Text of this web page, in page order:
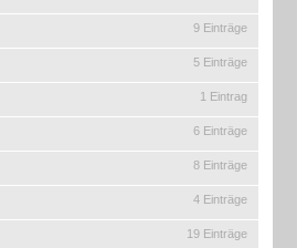
9 Einträge
5 Einträge
1 Eintrag
6 Einträge
8 Einträge
4 Einträge
19 Einträge